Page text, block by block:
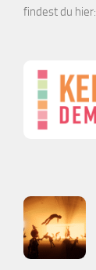
findest du hier: